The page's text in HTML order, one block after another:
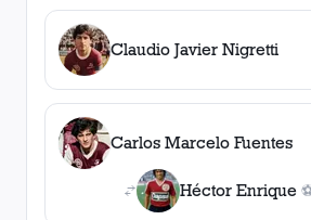
Claudio Javier Nigretti
Carlos Marcelo Fuentes
Héctor Enrique 1